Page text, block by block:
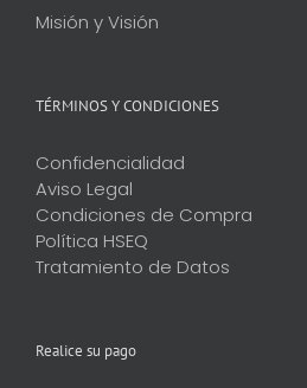
Misión y Visión
TÉRMINOS Y CONDICIONES
Confidencialidad
Aviso Legal
Condiciones de Compra
Política HSEQ
Tratamiento de Datos
Realice su pago